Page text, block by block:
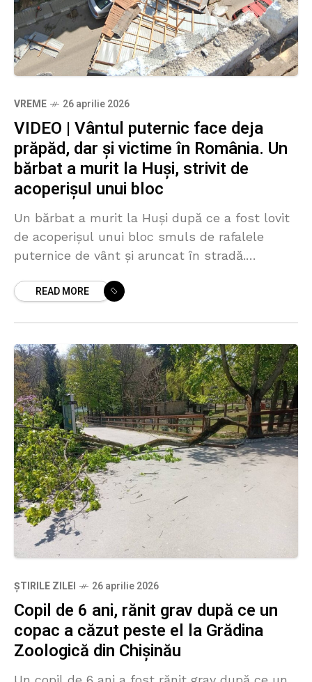
VREME 26 aprilie 2026
VIDEO | Vântul puternic face deja
prăpăd, dar și victime în România. Un
bărbat a murit la Huși, strivit de
acoperișul unui bloc
Un bărbat a murit la Huși după ce a fost lovit
de acoperișul unui bloc smuls de rafalele
puternice de vânt și aruncat în stradă.
READ MORE
ȘTIRILE ZILEI 26 aprilie 2026
Copil de 6 ani, rănit grav după ce un
copac a căzut peste el la Grădina
Zoologică din Chișinău